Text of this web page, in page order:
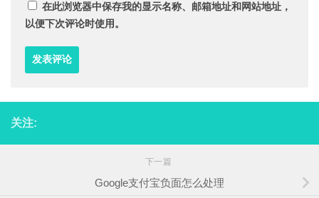
在此浏览器中保存我的显示名称、邮箱地址和网站地址，
以便下次评论时使用。
关注:
下一篇
Google支付宝负面怎么处理